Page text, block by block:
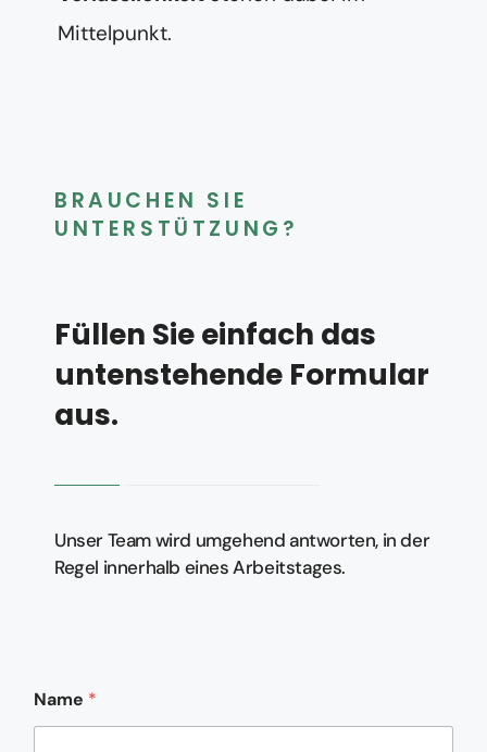
Mittelpunkt.
BRAUCHEN SIE
UNTERSTÜTZUNG?
Füllen Sie einfach das
untenstehende Formular
aus.
Unser Team wird umgehend antworten, in der
Regel innerhalb eines Arbeitstages.
Name *